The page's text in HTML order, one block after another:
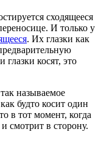
сходящееся
И только у
. Их глазки как
глазки косят, это
называемое
будто косит один
в тот момент, когда
смотрит в сторону.